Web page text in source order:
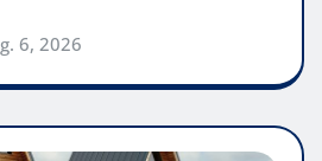
6, 2026